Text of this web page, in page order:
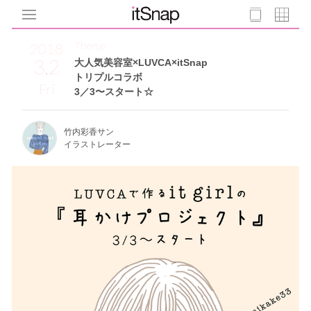
2018
3.2
Fri
大人気美容室×LUVCA×itSnap
トリプルコラボ
3／3〜スタート☆
Theme
竹内彩香サン
イラストレーター